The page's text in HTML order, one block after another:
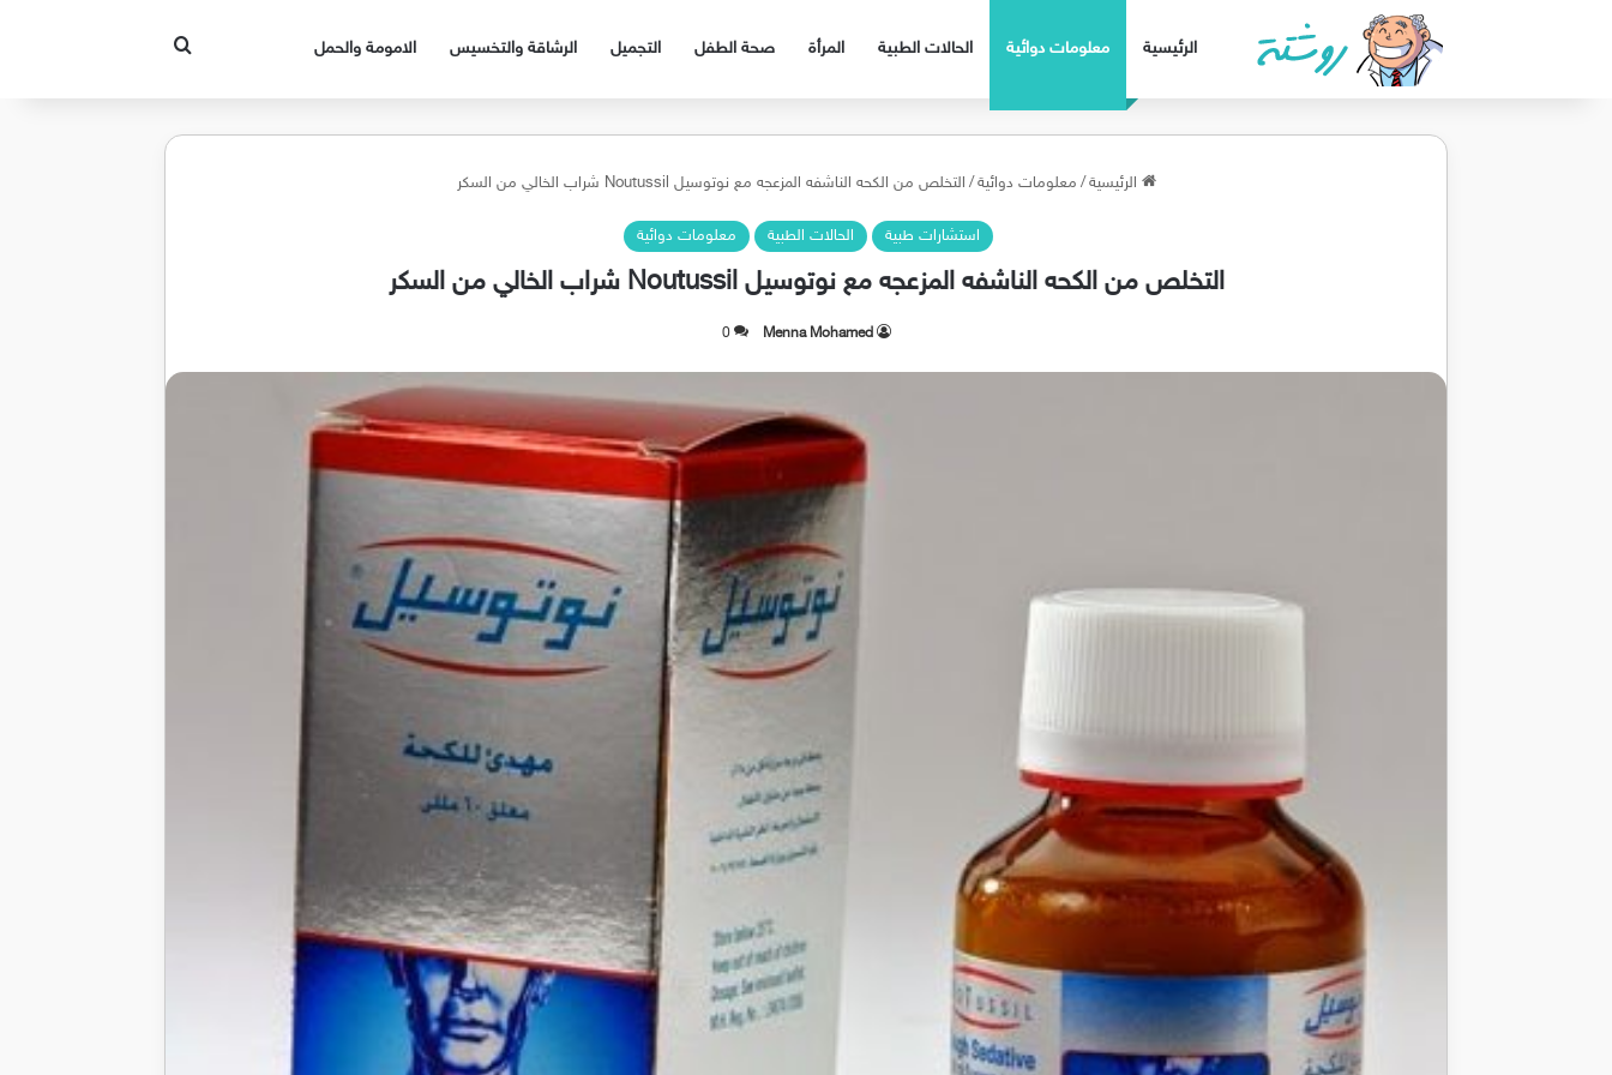
الرئيسية معلومات دوائية الحالات الطبية المرأة صحة الطفل التجميل الرشاقة والتخسيس الامومة والحمل بحث عن
الرئيسية / معلومات دوائية / التخلص من الكحه الناشفه المزعجه مع نوتوسيل Noutussil شراب الخالي من السكر
استشارات طبية الحالات الطبية معلومات دوائية
التخلص من الكحه الناشفه المزعجه مع نوتوسيل Noutussil شراب الخالي من السكر
Menna Mohamed
0